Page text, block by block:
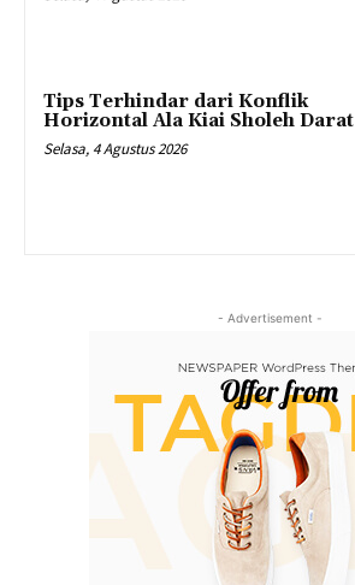
Tips Terhindar dari Konflik
Horizontal Ala Kiai Sholeh Darat
Selasa, 4 Agustus 2026
- Advertisement -